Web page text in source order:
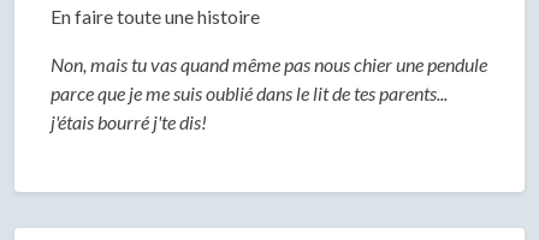
En faire toute une histoire
Non, mais tu vas quand même pas nous chier une pendule
parce que je me suis oublié dans le lit de tes parents...
j'étais bourré j'te dis!